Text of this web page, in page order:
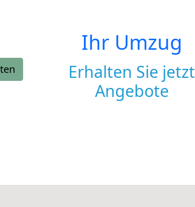
Ihr Umzug
Erhalten Sie jetzt
Angebote